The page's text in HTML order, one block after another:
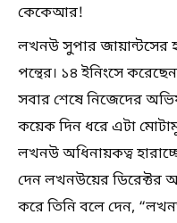
কেকেআর!
লখনউ সুপার জায়ান্টসের
পন্থের। ১৪ ইনিংসে
সবার শেষে নিজেদের
কয়েক দিন ধরে এটা
লখনউ অধিনায়কত্ব
দেন লখনউয়ের ডিরেক্টর
করে তিনি বলে দেন,